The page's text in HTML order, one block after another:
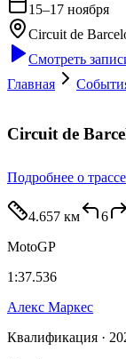
15–17 ноября
Circuit de
Смотреть
Главная
Circuit de
Подробнее о трассе
4.657 км 6
MotoGP
1:37.536
Алекс Маркес
Квалификация ·